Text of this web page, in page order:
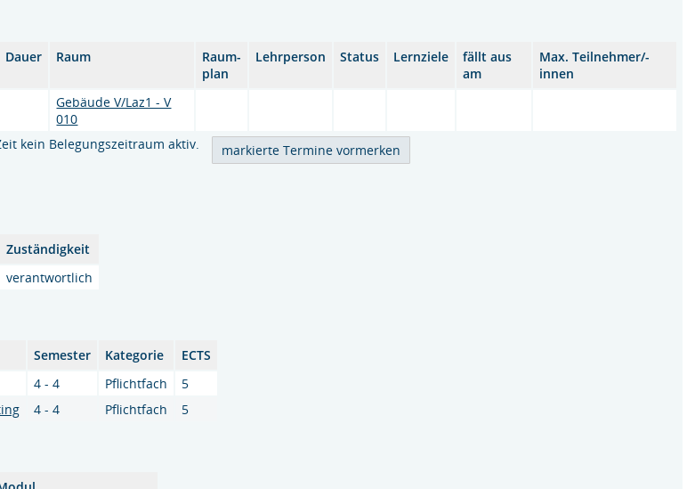
Dauer Raum
Raum-
plan
Lehrperson Status Lernziele
fällt aus
am
Max. Teilnehmer/-
innen
Gebäude V/Laz1 - V
010
kein Belegungszeitraum aktiv.
Zuständigkeit
verantwortlich
Semester Kategorie
ECTS
4 - 4 Pflichtfach
5
4 - 4 Pflichtfach 5